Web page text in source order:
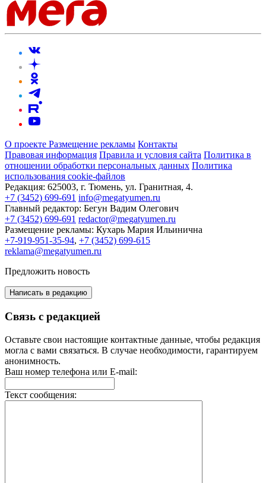
О проекте Размещение рекламы Контакты
Правовая информация Правила и условия сайта Политика в
отношении обработки персональных данных Политика
использования cookie-файлов
Редакция: 625003, г. Тюмень, ул. Гранитная, 4.
+7 (3452) 699-691 info@megatyumen.ru
Главный редактор: Бегун Вадим Олегович
+7 (3452) 699-691 redactor@megatyumen.ru
Размещение рекламы: Кухарь Мария Ильинична
+7-919-951-35-94, +7 (3452) 699-615
reklama@megatyumen.ru
Предложить новость
Написать в редакцию
Связь с редакцией
Оставьте свои настоящие контактные данные, чтобы редакция
могла с вами связаться. В случае необходимости, гарантируем
анонимность.
Ваш номер телефона или E-mail:
Текст сообщения: